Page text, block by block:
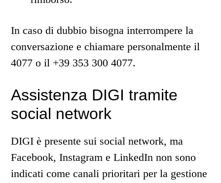
In caso di dubbio bisogna interrompere la
conversazione e chiamare personalmente il
4077 o il +39 353 300 4077.
Assistenza DIGI tramite
social network
DIGI è presente sui social network, ma
Facebook, Instagram e LinkedIn non sono
indicati come canali prioritari per la gestione